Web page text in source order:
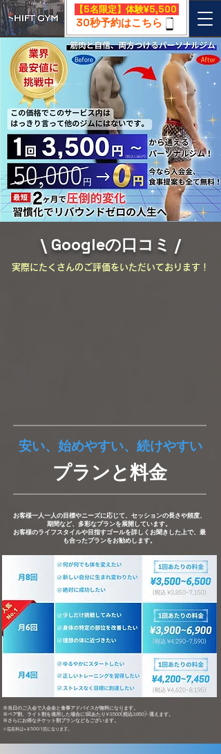
​【5名限定】体験¥5,500
30秒予約はこちら
\ Googleの口コミ /
​実際にたくさんのご評価をいただいております！
プランと料金
お客様一人一人の目標やニーズに応じて、セッションの長さや頻度、
期間など、多彩なプランを展開しています。
お客様のライフスタイルや目指すゴールを詳しくお聞きした上で、最
も合ったプランをお勧めします。
※当日のご入会で入会金と食事アドバイスが無料になります。
※ペア割、ライト割を適用した場合に1回あたり¥3,500(税込3,850)~通えます。
※さらにお得なチケット割プランなどもございます。
安い、始めやすい、続けやすい
※指名料は+￥500/1回になります。